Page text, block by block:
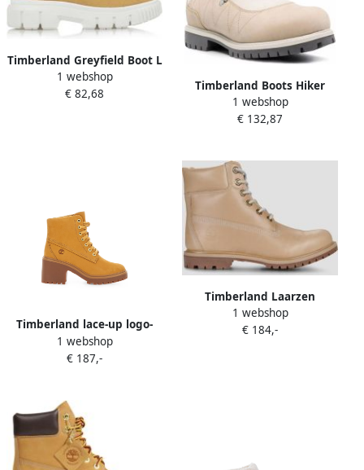
Timberland Greyfield Boot L
f Wheat Dames
1 webshop
€ 82,68
Timberland Boots Hiker
Boots in beige
1 webshop
€ 132,87
Timberland lace-up logo-
debossed ankle boots Beige
1 webshop
€ 187,-
Timberland Laarzen
Premium 6 INCH
1 webshop
€ 184,-